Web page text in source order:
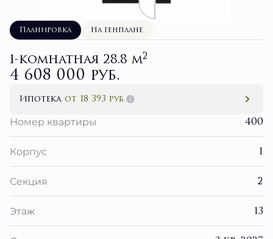
Планировка На генплане
1-комнатная 28.8 м2
4 608 000 руб.
Ипотека от 18 393 руб.
Номер квартиры
400
Корпус 1
Секция 2
Этаж 13